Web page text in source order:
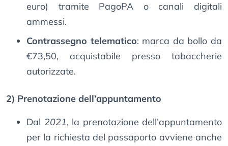
euro) tramite PagoPA o canali digitali
ammessi.
Contrassegno telematico: marca da bollo da
€73,50, acquistabile presso tabaccherie
autorizzate.
2) Prenotazione dell’appuntamento
Dal 2021, la prenotazione dell’appuntamento
per la richiesta del passaporto avviene anche